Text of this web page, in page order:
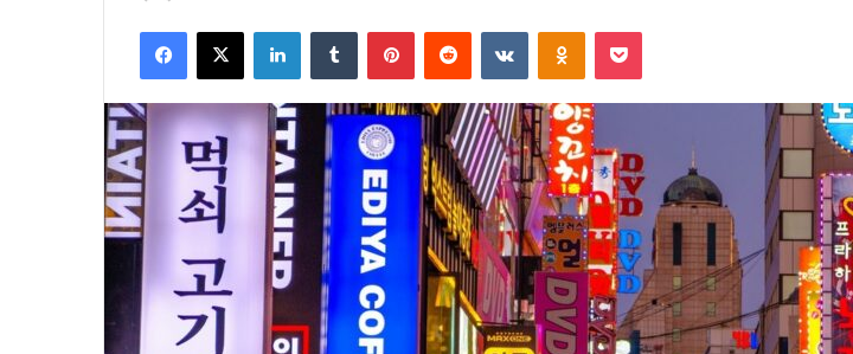
email
Facebook
X LinkedInTumblr PinterestReddit VKontakteOdnoklassniki
Pocket